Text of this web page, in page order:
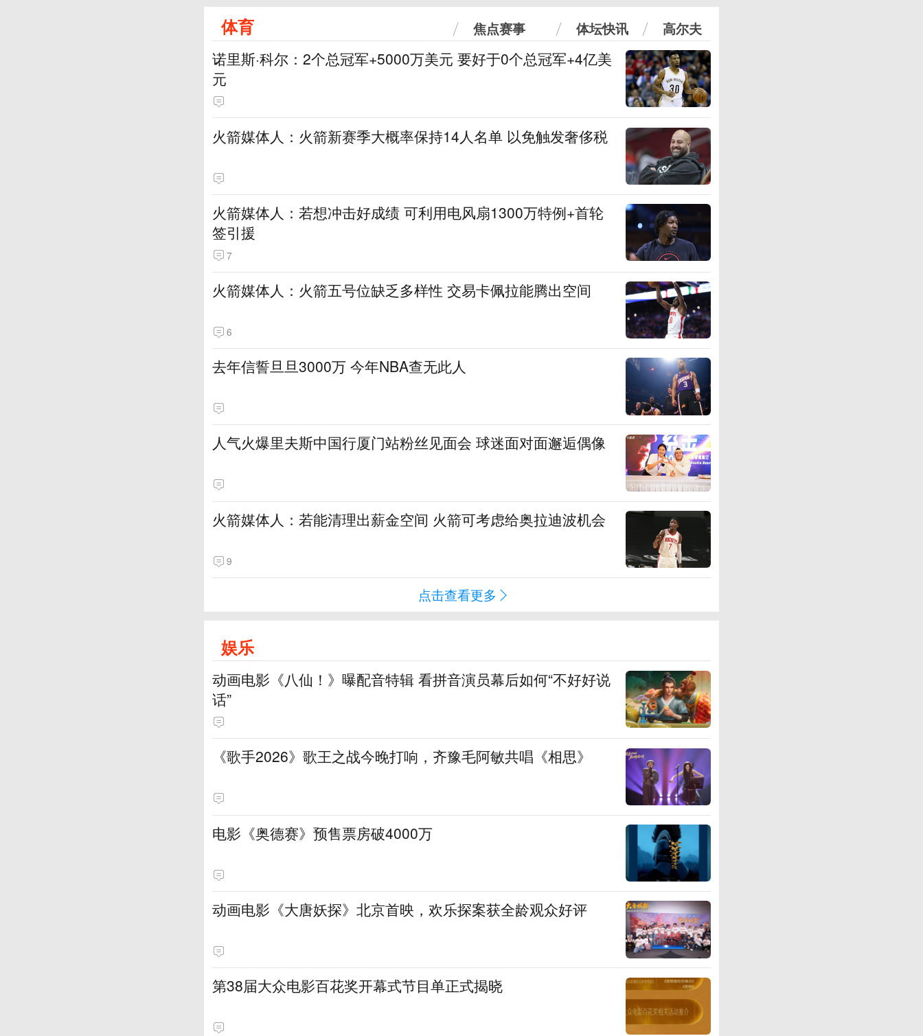
体育 焦点赛事 体坛快讯 高尔夫
诺里斯·科尔：2个总冠军+5000万美元 要好于0个总冠军+4亿美
元
火箭媒体人：火箭新赛季大概率保持14人名单 以免触发奢侈税
火箭媒体人：若想冲击好成绩 可利用电风扇1300万特例+首轮
签引援
7
火箭媒体人：火箭五号位缺乏多样性 交易卡佩拉能腾出空间
6
去年信誓旦旦3000万 今年NBA查无此人
人气火爆里夫斯中国行厦门站粉丝见面会 球迷面对面邂逅偶像
火箭媒体人：若能清理出薪金空间 火箭可考虑给奥拉迪波机会
9
点击查看更多
娱乐
动画电影《八仙！》曝配音特辑 看拼音演员幕后如何“不好好说
话”
《歌手2026》歌王之战今晚打响，齐豫毛阿敏共唱《相思》
电影《奥德赛》预售票房破4000万
动画电影《大唐妖探》北京首映，欢乐探案获全龄观众好评
第38届大众电影百花奖开幕式节目单正式揭晓